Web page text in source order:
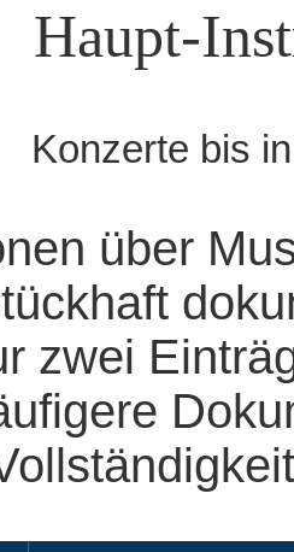
Haupt-
Konzerte bis
über
zwei